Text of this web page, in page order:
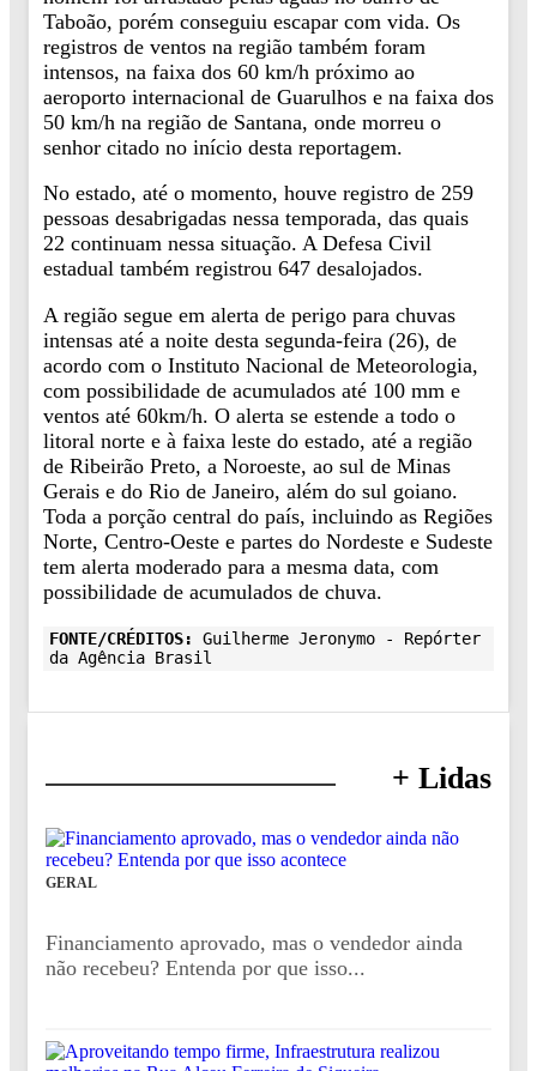
Taboão, porém conseguiu escapar com vida. Os
registros de ventos na região também foram
intensos, na faixa dos 60 km/h próximo ao
aeroporto internacional de Guarulhos e na faixa dos
50 km/h na região de Santana, onde morreu o
senhor citado no início desta reportagem.
No estado, até o momento, houve registro de 259
pessoas desabrigadas nessa temporada, das quais
22 continuam nessa situação. A Defesa Civil
estadual também registrou 647 desalojados.
A região segue em alerta de perigo para chuvas
intensas até a noite desta segunda-feira (26), de
acordo com o Instituto Nacional de Meteorologia,
com possibilidade de acumulados até 100 mm e
ventos até 60km/h. O alerta se estende a todo o
litoral norte e à faixa leste do estado, até a região
de Ribeirão Preto, a Noroeste, ao sul de Minas
Gerais e do Rio de Janeiro, além do sul goiano.
Toda a porção central do país, incluindo as Regiões
Norte, Centro-Oeste e partes do Nordeste e Sudeste
tem alerta moderado para a mesma data, com
possibilidade de acumulados de chuva.
FONTE/CRÉDITOS:
Guilherme Jeronymo - Repórter
da Agência Brasil
+ Lidas
GERAL
Financiamento aprovado, mas o vendedor ainda
não recebeu? Entenda por que isso...